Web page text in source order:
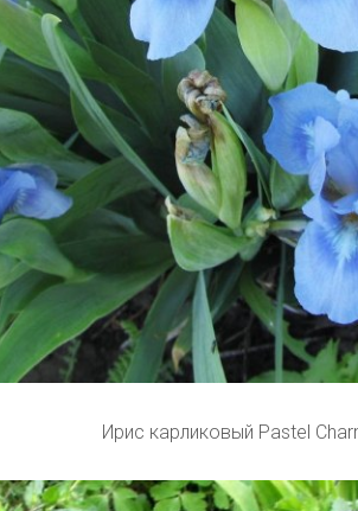
Ирис карликовый Pastel